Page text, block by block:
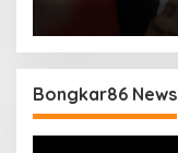
Bongkar86 News